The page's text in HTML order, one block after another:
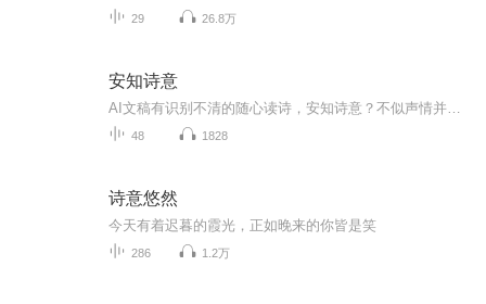
29 26.8万
安知诗意
48 1828
诗意悠然
今天有着迟暮的霞光，正如晚来的你皆是笑
286 1.2万